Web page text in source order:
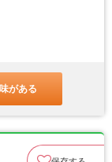
がある